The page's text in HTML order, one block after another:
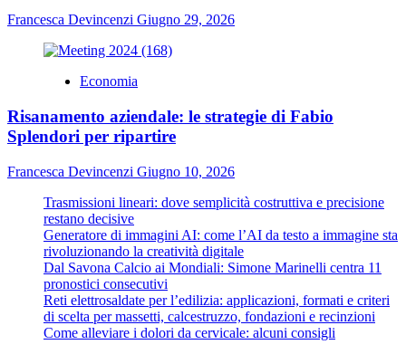
Francesca Devincenzi Giugno 29, 2026
Economia
Risanamento aziendale: le strategie di Fabio
Splendori per ripartire
Francesca Devincenzi Giugno 10, 2026
Trasmissioni lineari: dove semplicità costruttiva e precisione
restano decisive
Generatore di immagini AI: come l’AI da testo a immagine sta
rivoluzionando la creatività digitale
Dal Savona Calcio ai Mondiali: Simone Marinelli centra 11
pronostici consecutivi
Reti elettrosaldate per l’edilizia: applicazioni, formati e criteri
di scelta per massetti, calcestruzzo, fondazioni e recinzioni
Come alleviare i dolori da cervicale: alcuni consigli